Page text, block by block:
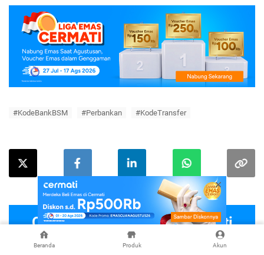
Beranda Produk Akun
#KodeBankBSM #Perbankan #KodeTransfer
Cek Produk-Produk di Cermati